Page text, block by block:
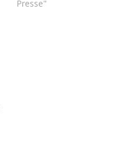
L'objectif : mieux le
Presse"